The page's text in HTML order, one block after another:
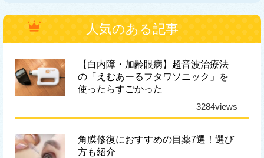
人気のある記事
【白内障・加齢眼病】超音波治療法
の「えむあーるフタワソニック」を
使ったらすごかった
3284views
角膜修復におすすめの目薬7選！選び
方も紹介